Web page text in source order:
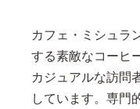
カフェ・ミシュラ
する素敵なコーヒ
カジュアルな訪問
しています。専門